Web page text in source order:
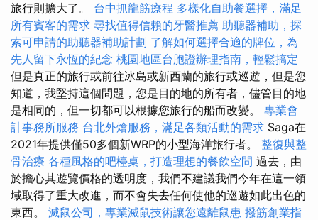
旅行則擴大了。 台中抓龍筋療程 多樣化自助餐選擇，滿足
所有賓客的需求 尋找值得信賴的牙醫推薦 助聽器補助，探
索可申請的助聽器補助計劃 了解如何選擇合適的牌位，為
先人留下永恆的紀念 桃園地區台胞證辦理指南，輕鬆搞定
但是真正的旅行或前往冰島或新西蘭的旅行或巡遊，但是您
知道，我堅持這個問題，您是目的地的所有者，儘管目的地
是相同的，但一切都可以根據您旅行的船而改變。 專業會
計事務所服務 台北外燴服務，滿足各類活動的需求 Saga在
2021年提供僅50多個新WRP的小型海洋旅行者。 整復與整
骨治療 各種風格的吧檯桌，打造理想的餐飲空間 過去，由
於擔心其遊覽價格的透明度，我們不建議我們今年在這一領
域取得了重大改進，而不會失去任何使他的巡遊如此出色的
東西。 滅鼠公司，專業滅鼠技術讓您遠離鼠患 撥筋創業指